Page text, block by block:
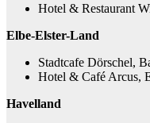
Hotel & Restaurant
Elbe-Elster-Land
Stadtcafe Dörschel,
Hotel & Café Arcus,
Havelland